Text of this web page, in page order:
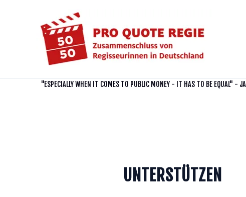
"ESPECIALLY WHEN IT COMES TO PUBLIC MONEY - IT HAS TO BE EQUAL" -
UNTERSTÜTZEN